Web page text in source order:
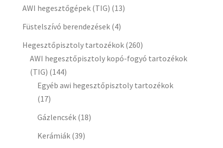
AWI hegesztőgépek (TIG) (13)
Füstelszívó berendezések (4)
Hegesztőpisztoly tartozékok (260)
AWI hegesztőpisztoly kopó-fogyó tartozékok
(TIG) (144)
Egyéb awi hegesztőpisztoly tartozékok
(17)
Gázlencsék (18)
Kerámiák (39)